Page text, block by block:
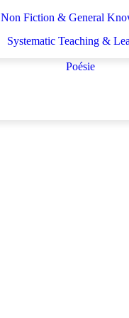
apprentissage
Poésie
Non Fiction & General
Systematic Teaching &